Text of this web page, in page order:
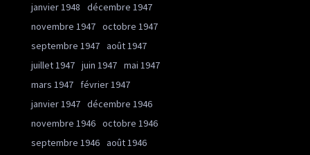
janvier 1948
décembre 1947
novembre 1947 octobre 1947
septembre 1947 août 1947
juillet 1947 juin 1947 mai 1947
mars 1947
février 1947
janvier 1947 décembre 1946
novembre 1946 octobre 1946
septembre 1946 août 1946